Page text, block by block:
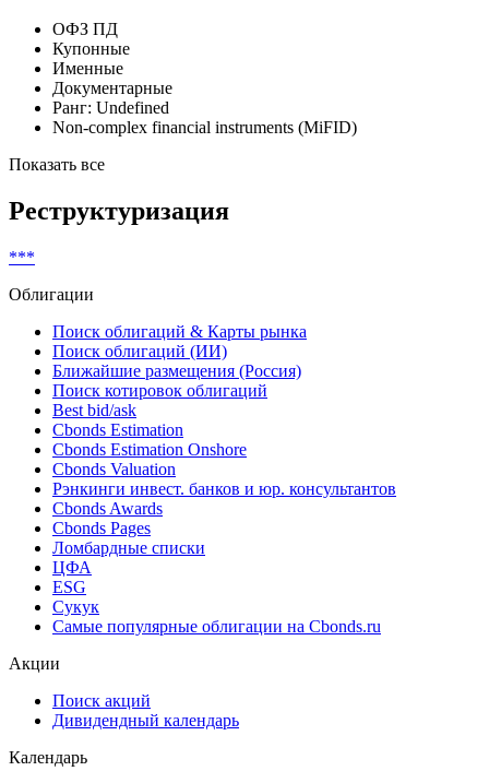
ОФЗ ПД
Купонные
Именные
Документарные
Ранг: Undefined
Non-complex financial instruments (MiFID)
Показать все
Реструктуризация
***
Облигации
Поиск облигаций & Карты рынка
Поиск облигаций (ИИ)
Ближайшие размещения (Россия)
Поиск котировок облигаций
Best bid/ask
Cbonds Estimation
Cbonds Estimation Onshore
Cbonds Valuation
Рэнкинги инвест. банков и юр. консультантов
Cbonds Awards
Cbonds Pages
Ломбардные списки
ЦФА
ESG
Сукук
Самые популярные облигации на Cbonds.ru
Акции
Поиск акций
Дивидендный календарь
Календарь